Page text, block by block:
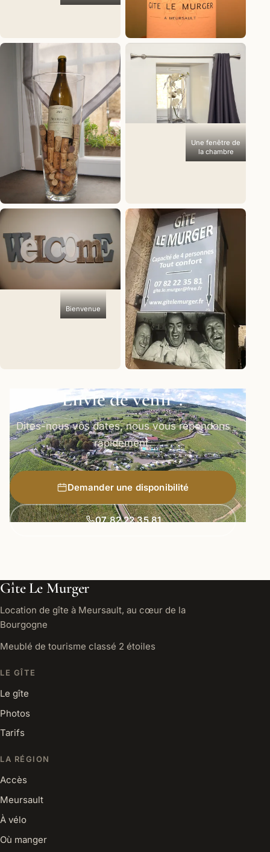
La lampe «
Meursault
chez
Véronique »
de Meursault
et les
bouchons de
la maison
Une fenêtre de
la chambre
Bienvenue
Le panneau à
l’entrée du gîte
Envie de venir ?
Dites-nous vos dates, nous vous répondons
rapidement.
Demander une disponibilité
07 82 22 35 81
Gîte Le Murger
Location de gîte à Meursault, au cœur de la
Bourgogne
Meublé de tourisme classé 2 étoiles
LE GÎTE
Le gîte
Photos
Tarifs
LA RÉGION
Accès
Meursault
À vélo
Où manger